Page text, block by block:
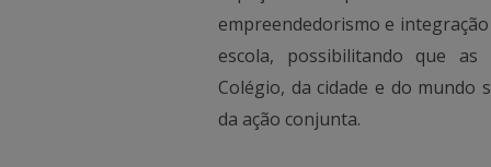
empreendedorismo e
escola, possibilitando que
Colégio, da cidade e do mundo
da ação conjunta.